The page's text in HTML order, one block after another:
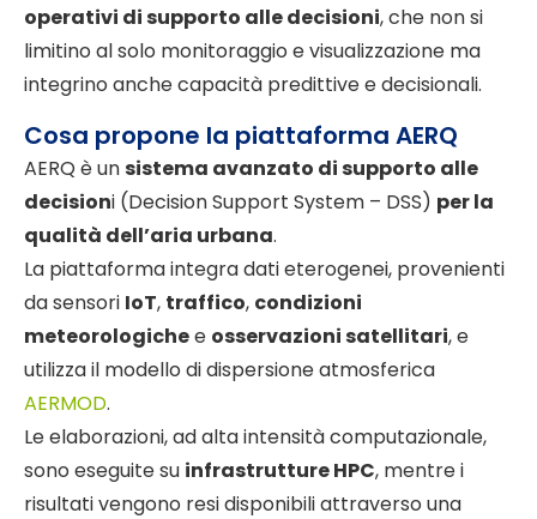
operativi di supporto alle decisioni, che non si
limitino al solo monitoraggio e visualizzazione ma
integrino anche capacità predittive e decisionali.
Cosa propone la piattaforma AERQ
AERQ è unsistema avanzato di supporto alle
decisioni (Decision Support System – DSS) per la
qualità dell’aria urbana.
La piattaforma integra dati eterogenei, provenienti
da sensori IoT, traffico, condizioni
meteorologichee osservazioni satellitari, e
utilizza il modello di dispersione atmosferica
AERMOD.
Le elaborazioni, ad alta intensità computazionale,
sono eseguite su infrastrutture HPC, mentre i
risultati vengono resi disponibili attraverso una